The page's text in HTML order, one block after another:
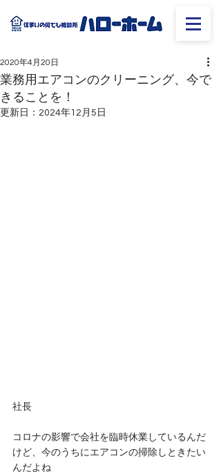
業務用エアコンのクリーニング、今で
きることを！
2020年4月20日
更新日： 2024年12月5日
社長
コロナの影響で会社を臨時休業しているんだ
けど、今のうちにエアコンの掃除しときたい
んだよね